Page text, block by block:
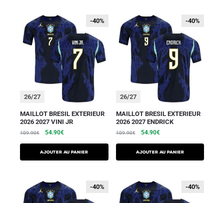
-40%
26/27
-40%
MAILLOT BRESIL EXTERIEUR
2026 2027 VINI JR
109.90€ 54.90€
AJOUTER AU PANIER
-40%
26/27
-40%
MAILLOT BRESIL EXTERIEUR
2026 2027 ENDRICK
109.90€ 54.90€
AJOUTER AU PANIER
-40%
-40% -40%
-40%